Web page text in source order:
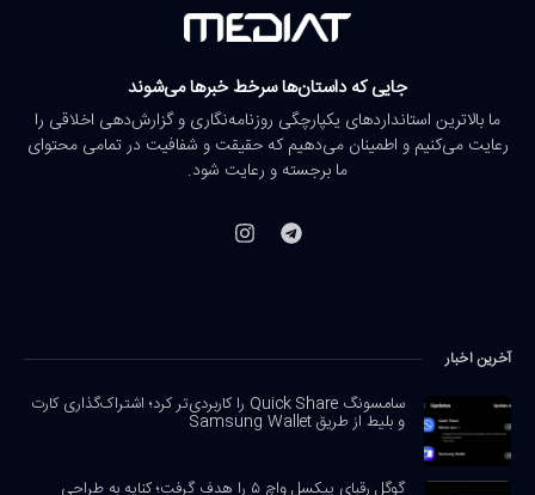
جایی که داستان‌ها سرخط خبرها می‌شوند
ما بالاترین استانداردهای یکپارچگی روزنامه‌نگاری و گزارش‌دهی اخلاقی را
رعایت می‌کنیم و اطمینان می‌دهیم که حقیقت و شفافیت در تمامی محتوای
ما برجسته و رعایت شود.
آخرین اخبار
سامسونگ Quick Share را کاربردی‌تر کرد؛ اشتراک‌گذاری کارت
و بلیط از طریق Samsung Wallet
گوگل رقبای پیکسل واچ ۵ را هدف گرفت؛ کنایه به طراحی